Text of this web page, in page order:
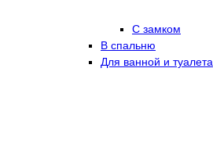
С замком
В спальню
Для ванной и туалета